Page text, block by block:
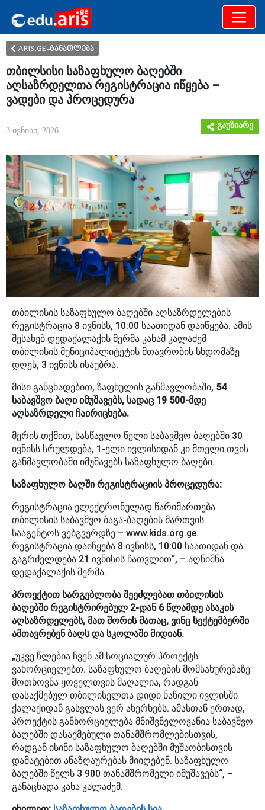
განათლება
ARIS.GE-განათლება
თბილსისი საზაფხულო ბაღებში
აღსაზრდელთა რეგისტრაცია იწყება –
ვადები და პროცედურა
3 ივნისი, 2026
გაუზიარე
თბილისის საზაფხულო ბაღებში აღსაზრდელების
რეგისტრაცია 8 ივნისს, 10:00 საათიდან დაიწყება. ამის
შესახებ დედაქალაქის მერმა კახამ კალაძემ
თბილისის მუნიციპალიტეტის მთავრობის სხდომაზე
დღეს, 3 ივნისს ისაუბრა.
მისი განცხადებით, ზაფხულის განმავლობაში, 54
საბავშვო ბაღი იმუშავებს, სადაც 19 500-მდე
აღსაზრდელი ჩაირიცხება.
მერის თქმით, სასწავლო წელი საბავშვო ბაღებში 30
ივნისს სრულდება, 1-ელი ივლისიდან კი მთელი თვის
განმავლობაში იმუშავებს საზაფხულო ბაღები.
საზაფხულო ბაღში რეგისტრაციის პროცედურა:
რეგისტრაცია ელექტრონულად წარიმართება
თბილისის საბავშვო ბაგა-ბაღების მართვის
სააგენტოს ვებგვერდზე – www.kids.org.ge.
რეგისტრაცია დაიწყება 8 ივნისს, 10:00 საათიდან და
გაგრძელდება 21 ივნისის ჩათვლით“, – აღნიშნა
დედაქალაქის მერმა.
პროექტით სარგებლობა შეეძლებათ თბილისის
ბაღებში რეგისტრირებულ 2-დან 6 წლამდე ასაკის
აღსაზრდელებს, მათ შორის მათაც, ვინც სექტემბერში
ამთავრებენ ბაღს და სკოლაში მიდიან.
„უკვე წლებია ჩვენ ამ სოციალურ პროექტს
ვახორციელებთ. საზაფხულო ბაღების მომსახურებაზე
მოთხოვნა ყოველთვის მაღალია, რადგან
დასაქმებულ თბილისელთა დიდი ნაწილი ივლისში
ქალაქიდან გასვლას ვერ ახერხებს. ამასთან ერთად,
პროექტის განხორციელება მნიშვნელოვანია საბავშვო
ბაღებში დასაქმებული თანამშრომლებისთვის,
რადგან ისინი საზაფხულო ბაღებში მუშაობისთვის
დამატებით ანაზღაურებას მიიღებენ. საზაფხულო
ბაღებში წელს 3 900 თანამშრომელი იმუშავებს“, –
განაცხადა კახა კალაძემ.